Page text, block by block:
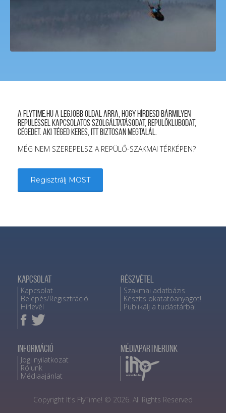
A FLYTIME.HU a legjobb oldal arra, hogy hírdesd bármilyen
repüléssel kapcsolatos szolgáltatásodat, repülőklubodat,
cégedet. Aki téged keres, itt biztosan megtalál.
MÉG NEM SZEREPELSZ A REPÜLŐ-SZAKMAI TÉRKÉPEN?
Regisztrálj MOST
Kapcsolat
Kapcsolat
Belépés/Regisztráció
Hírlevél
Részvétel
Szakmai adatbázis
Készíts okatatóanyagot!
Publikálj a tudástárba!
Információ
Jogi nyilatkozat
Rólunk
Médiaajánlat
Médiapartnerünk
Copyright It's FlyTime! © 2026. All Rights Reserved